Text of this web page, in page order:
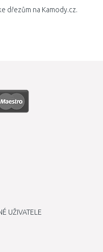
dřezům na Kamody.cz.
UŽIVATELE